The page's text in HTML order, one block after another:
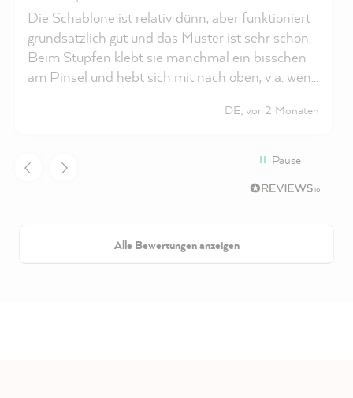
Die Schablone ist relativ dünn, aber funktioniert
grundsätzlich gut und das Muster ist sehr schön.
Beim Stupfen klebt sie manchmal ein bisschen
am Pinsel und hebt sich mit nach oben, v.a. wenn
Reinigen funktioniert dann nicht mehr, da der
Ich denke, man kann sie aber trotz Lack noch
weiterhin gut nutzen.
DE, vor 2 Monaten
Pause
Alle Bewertungen anzeigen